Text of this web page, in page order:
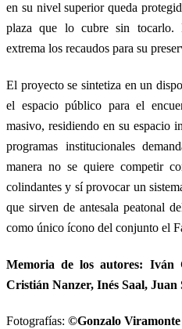
en su nivel superior queda
plaza que lo cubre sin tocarlo.
extrema los recaudos para su
El proyecto se sintetiza en un
el espacio público para el
masivo, residiendo en su espacio
programas institucionales
manera no se quiere competir
colindantes y sí provocar un
que sirven de antesala peatonal
como único ícono del conjunto el
Memoria de los autores: Iván
Cristián Nanzer, Inés Saal, Juan
Fotografías: ©Gonzalo Viramonte